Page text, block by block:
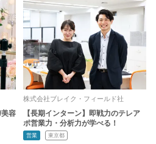
容
株式会社ブレイク・フィールド社
【長期インターン】即戦力のテレア
ポ営業力・分析力が学べる！
営業 東京都